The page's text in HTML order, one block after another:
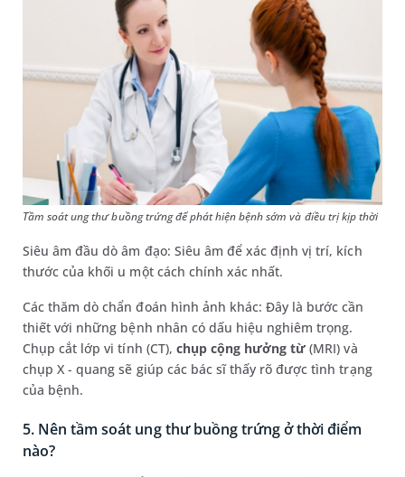
Tầm soát ung thư buồng trứng để phát hiện bệnh sớm và điều trị kịp thời
Siêu âm đầu dò âm đạo: Siêu âm để xác định vị trí, kích
thước của khối u một cách chính xác nhất.
Các thăm dò chẩn đoán hình ảnh khác: Đây là bước cần
thiết với những bệnh nhân có dấu hiệu nghiêm trọng.
Chụp cắt lớp vi tính (CT), chụp cộng hưởng từ(MRI) và
chụp X - quang sẽ giúp các bác sĩ thấy rõ được tình trạng
của bệnh.
5. Nên tầm soát ung thư buồng trứng ở thời điểm
nào?